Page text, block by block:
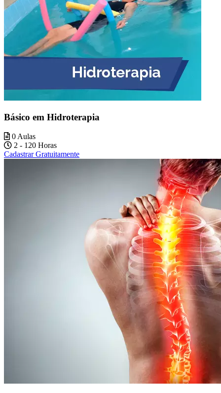
Básico em Hidroterapia
0 Aulas
2 - 120 Horas
Cadastrar Gratuitamente